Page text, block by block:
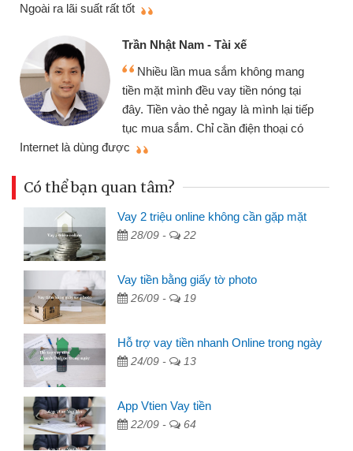
Ngoài ra lãi suất rất tốt
Trần Nhật Nam - Tài xế
Nhiều lần mua sắm không mang
tiền mặt mình đều vay tiền nóng tại
đây. Tiền vào thẻ ngay là mình lại tiếp
tục mua sắm. Chỉ cần điện thoại có
Internet là dùng được
Có thể bạn quan tâm?
Vay 2 triệu online không cần gặp mặt
28/09 - 22
Vay tiền bằng giấy tờ photo
26/09 - 19
Hỗ trợ vay tiền nhanh Online trong ngày
24/09 - 13
App Vtien Vay tiền
22/09 - 64